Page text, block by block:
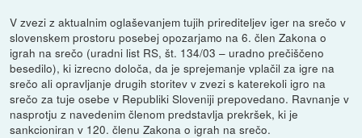
V zvezi z aktualnim oglaševanjem tujih prirediteljev iger na srečo v
slovenskem prostoru posebej opozarjamo na 6. člen Zakona o
igrah na srečo (uradni list RS, št. 134/03 – uradno prečiščeno
besedilo), ki izrecno določa, da je sprejemanje vplačil za igre na
srečo ali opravljanje drugih storitev v zvezi s katerekoli igro na
srečo za tuje osebe v Republiki Sloveniji prepovedano. Ravnanje v
nasprotju z navedenim členom predstavlja prekršek, ki je
sankcioniran v 120. členu Zakona o igrah na srečo.